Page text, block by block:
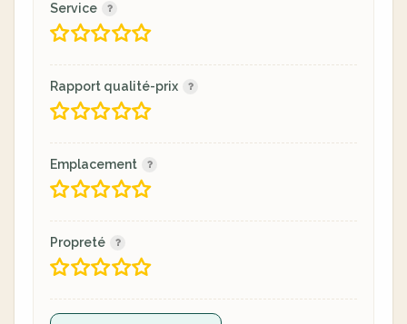
Service
Rapport qualité-prix
Emplacement
Propreté